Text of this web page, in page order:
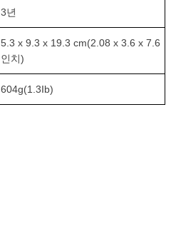
3년
5.3 x 9.3 x 19.3 cm(2.08 x 3.6 x 7.6
인치)
604g(1.3Ib)